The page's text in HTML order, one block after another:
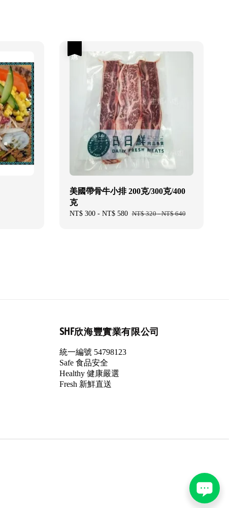
美國帶骨牛小排 200克/300克/400
克
Sale
NT$ 300- NT$ 580 Regular
NT$ 320-NT$ 640
SHF欣海豐實業有限公司
統一編號 54798123
Safe 食品安全
Healthy 健康嚴選
Fresh 新鮮直送